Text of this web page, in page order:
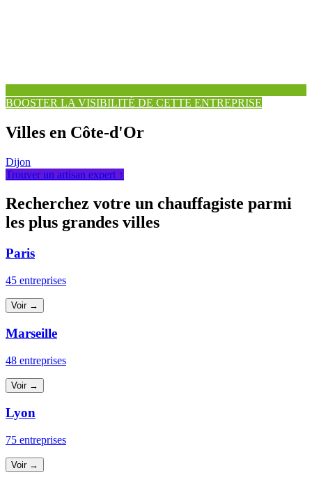
BOOSTER LA VISIBILITÉ DE CETTE ENTREPRISE
Villes en Côte-d'Or
Dijon
Trouver un artisan expert ↑
Recherchez votre un chauffagiste parmi
les plus grandes villes
Paris
45 entreprises
Voir →
Marseille
48 entreprises
Voir →
Lyon
75 entreprises
Voir →